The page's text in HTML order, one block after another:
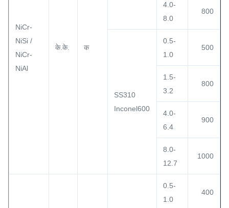
NiCr-
NiSi /
NiCr-
NiAl
के.के. क
4.0-
8.0
800
SS310
Inconel600
0.5-
1.0
500
1.5-
3.2
800
4.0-
6.4
900
8.0-
12.7
1000
0.5-
1.0
400